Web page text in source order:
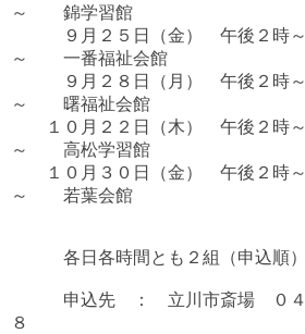
～ 錦学習館
９月２５日（金） 午後２時
～ 一番福祉会館
９月２８日（月） 午後２時
～ 曙福祉会館
１０月２２日（木） 午後２時
～ 高松学習館
１０月３０日（金） 午後２時
～ 若葉会館
各日各時間とも２組（申込順）
申込先 ： 立川市斎場 ０４２
８